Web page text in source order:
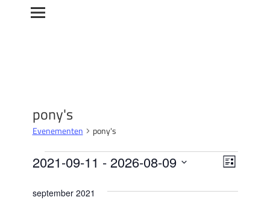
pony's
Evenementen pony's
Evenementen Lijst
2021-09-11 - 2026-08-09
een
september 2021